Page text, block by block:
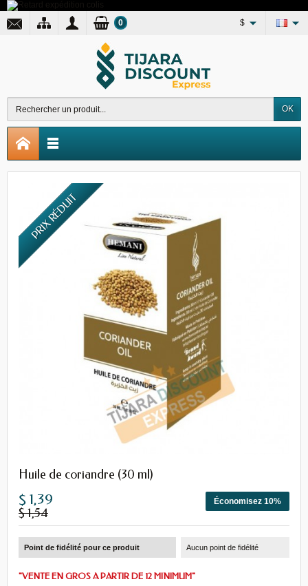
$
OK
0
PRIX RÉDUIT
Huile de coriandre (30 ml)
Économisez 10%
$ 1,39
$ 1,54
Point de fidélité pour ce produit Aucun point de fidélité
"VENTE EN GROS A PARTIR DE 12 MINIMUM"